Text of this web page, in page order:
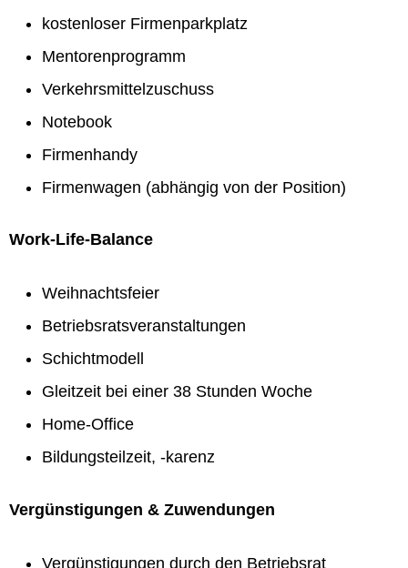
kostenloser Firmenparkplatz
Mentorenprogramm
Verkehrsmittelzuschuss
Notebook
Firmenhandy
Firmenwagen (abhängig von der Position)
Work-Life-Balance
Weihnachtsfeier
Betriebsratsveranstaltungen
Schichtmodell
Gleitzeit bei einer 38 Stunden Woche
Home-Office
Bildungsteilzeit, -karenz
Vergünstigungen & Zuwendungen
Vergünstigungen durch den Betriebsrat